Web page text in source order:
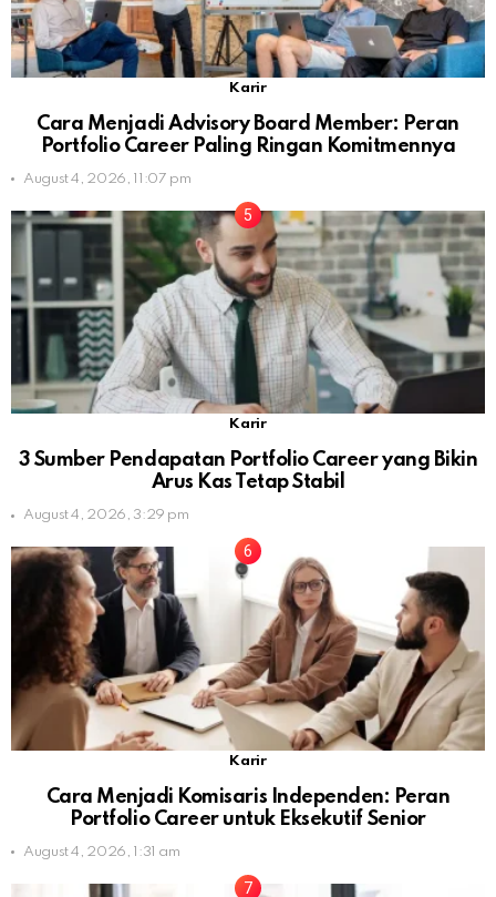
Karir
Cara Menjadi Advisory Board Member: Peran
Portfolio Career Paling Ringan Komitmennya
August 4, 2026, 11:07 pm
Karir
3 Sumber Pendapatan Portfolio Career yang Bikin
Arus Kas Tetap Stabil
August 4, 2026, 3:29 pm
Karir
Cara Menjadi Komisaris Independen: Peran
Portfolio Career untuk Eksekutif Senior
August 4, 2026, 1:31 am